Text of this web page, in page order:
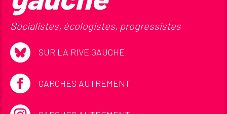
Socialistes, écologistes, progressistes
SUR LA RIVE GAUCHE
GARCHES AUTREMENT